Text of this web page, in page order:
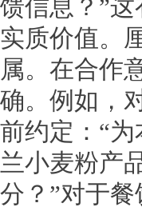
馈信息？”
实质价值。
属。在合作
确。例如，
前约定：“
兰小麦粉产
分？”对于